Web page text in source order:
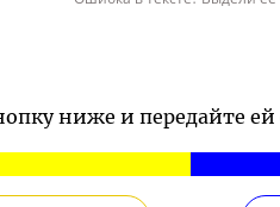
ниже и передайте ей